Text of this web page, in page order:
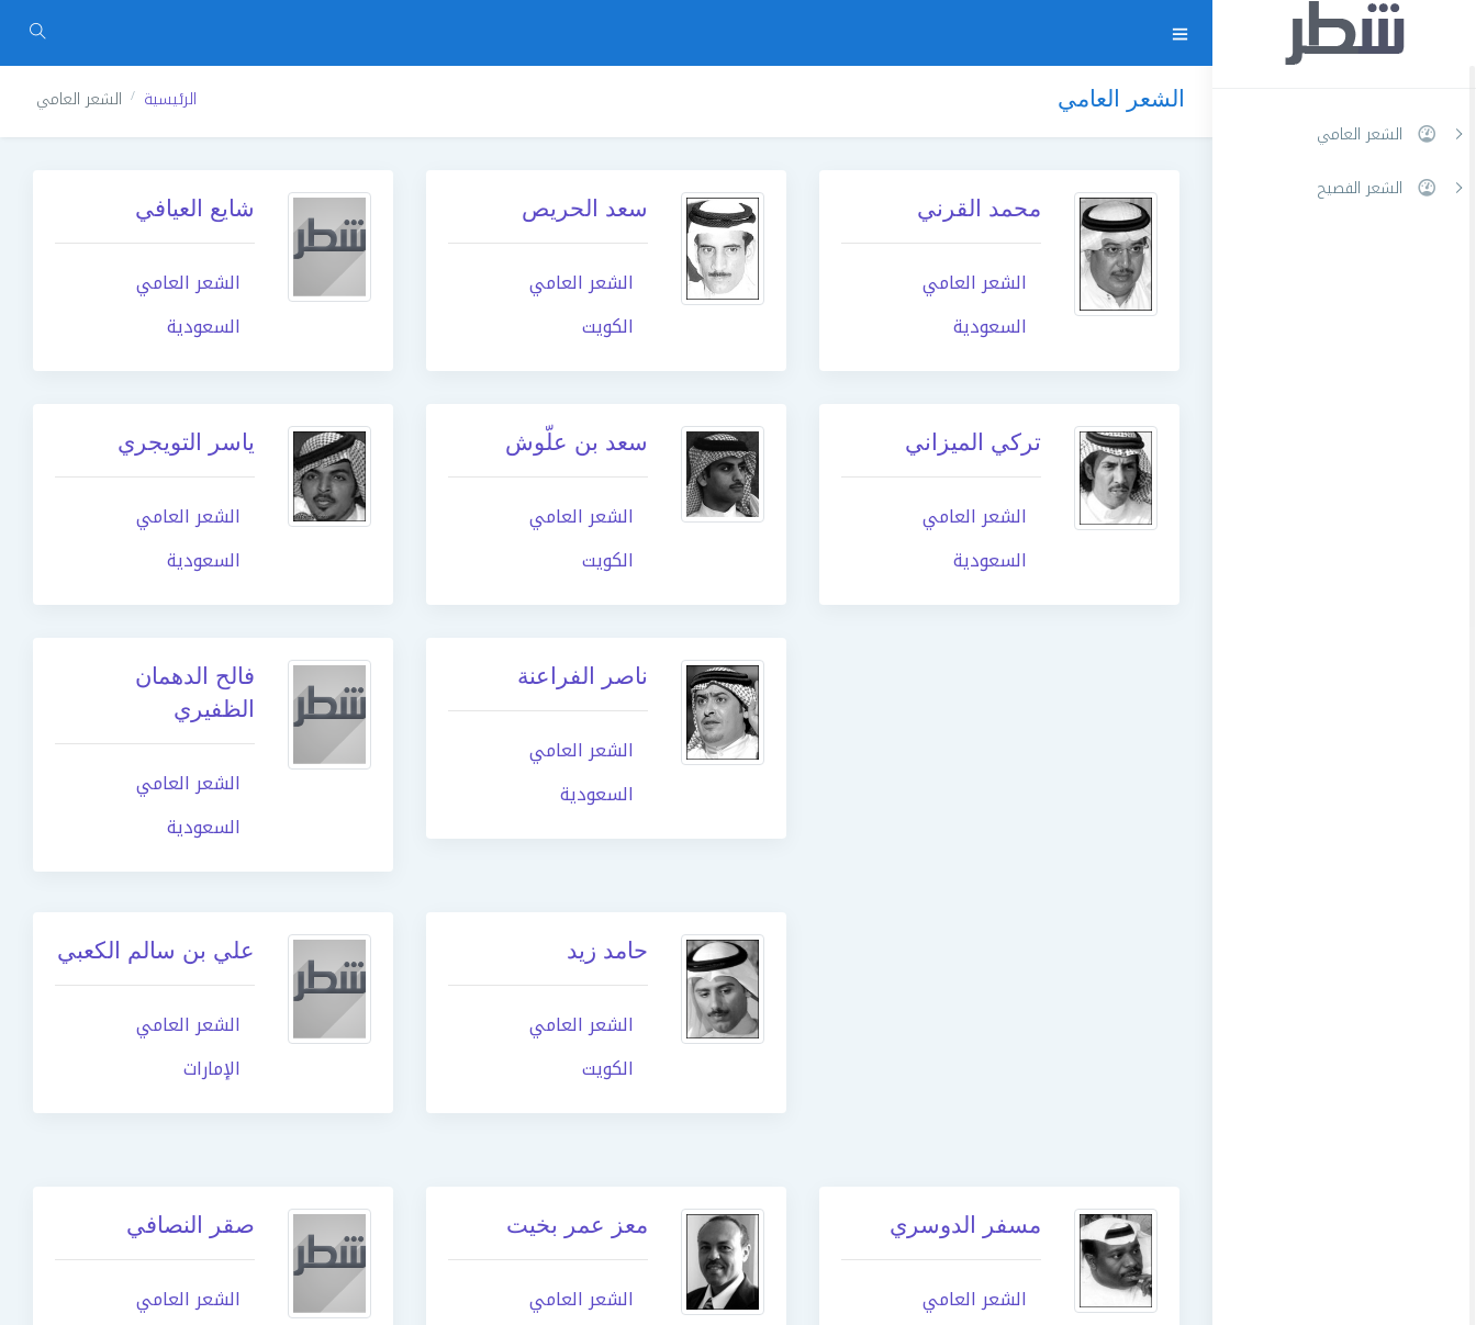
الشعر العامي
الشعر الفصيح
الشعر العامي الرئيسية الشعر العامي
محمد القرني
الشعر العامي
السعودية
سعد الحريص
الشعر العامي
الكويت
شايع العيافي
الشعر العامي
السعودية
تركي الميزاني
الشعر العامي
السعودية
سعد بن علّوش
الشعر العامي
الكويت
ياسر التويجري
الشعر العامي
السعودية
ناصر الفراعنة
الشعر العامي
السعودية
فالح الدهمان
الظفيري
الشعر العامي
السعودية
حامد زيد
الشعر العامي
الكويت
علي بن سالم الكعبي
الشعر العامي
الإمارات
مسفر الدوسري
الشعر العامي
معز عمر بخيت
الشعر العامي
صقر النصافي
الشعر العامي